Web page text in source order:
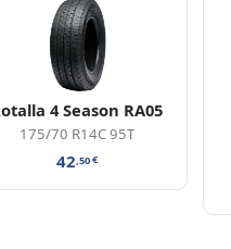
4 Season RA05
175/70 R14C 95T
42,50€